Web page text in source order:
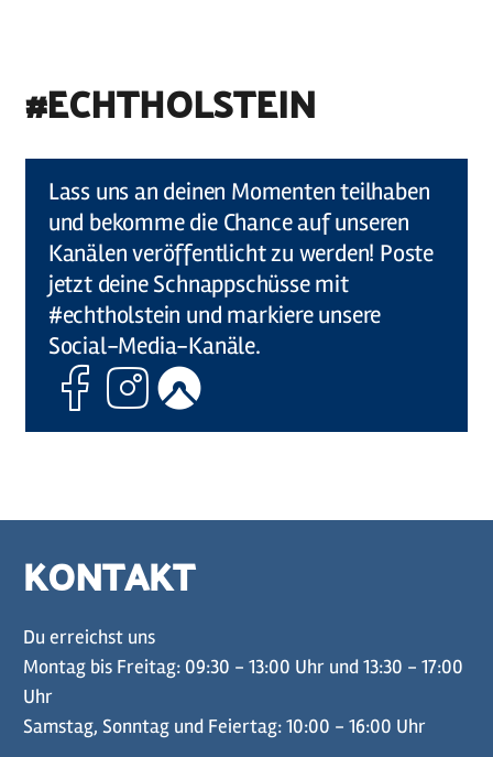
#ECHTHOLSTEIN
Lass uns an deinen Momenten teilhaben
und bekomme die Chance auf unseren
Kanälen veröffentlicht zu werden! Poste
jetzt deine Schnappschüsse mit
#echtholstein und markiere unsere
Social-Media-Kanäle.
FacebookInstagram
Komoot
KONTAKT
Du erreichst uns
Montag bis Freitag: 09:30 - 13:00 Uhr und 13:30 - 17:00
Uhr
Samstag, Sonntag und Feiertag: 10:00 - 16:00 Uhr